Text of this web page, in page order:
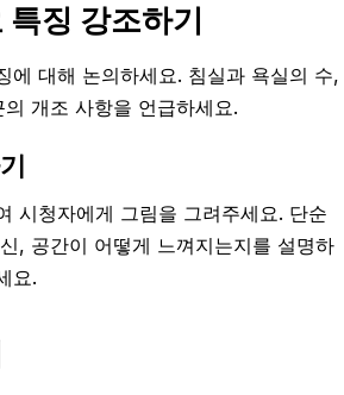
징 강조하기
에 대해 논의하세요. 침실과 욕실의 수,
개조 사항을 언급하세요.
시청자에게 그림을 그려주세요. 단순
, 공간이 어떻게 느껴지는지를 설명하
요.